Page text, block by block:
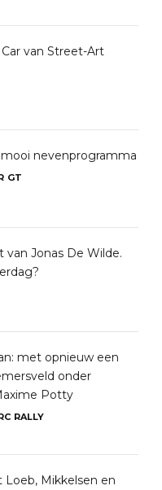
van Street-Art
nevenprogramma
GT
van Jonas De Wilde.
met opnieuw een
onder
Potty
RALLY
Loeb, Mikkelsen en